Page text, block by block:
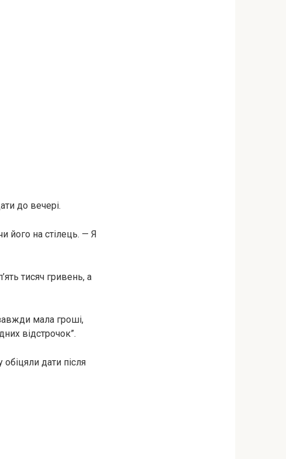
до вечері.
його на стілець. — Я
тисяч гривень, а
мала гроші,
відстрочок”.
дати після